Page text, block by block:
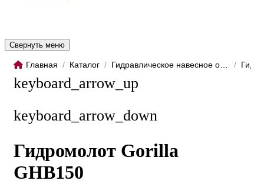
Свернуть меню
Главная / Каталог / /
keyboard_arrow_up
keyboard_arrow_down
Гидромолот Gorilla
GHB150